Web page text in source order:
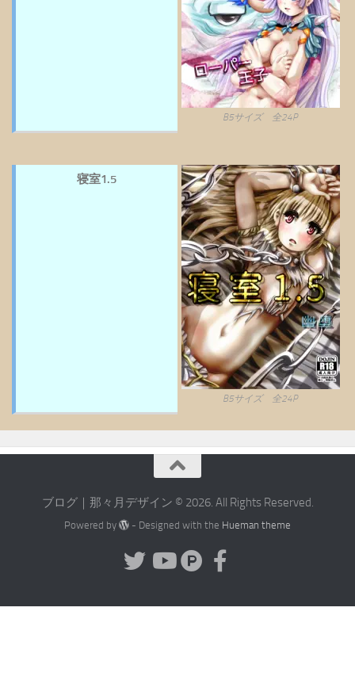
B5サイズ 全24P
寝室1.5
B5サイズ 全24P
ブログ｜那々月デザイン © 2026. All Rights Reserved.
Powered by - Designed with the Hueman theme